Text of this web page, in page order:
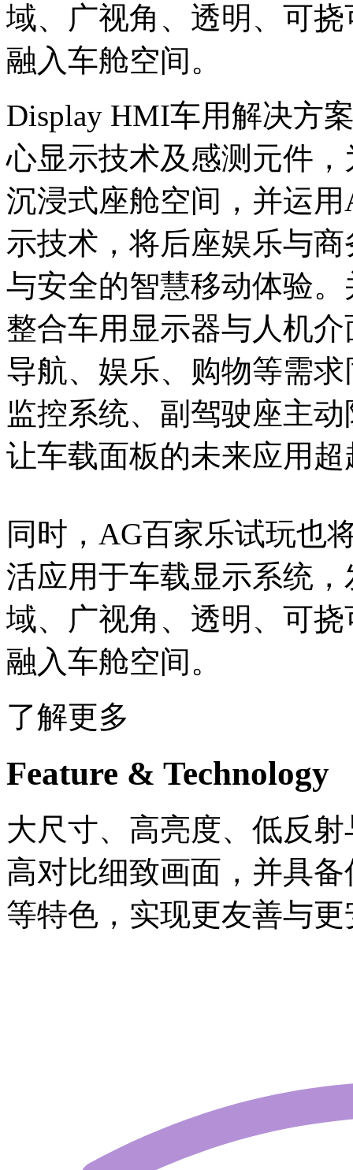
域、广视角、透明、可
融入车舱空间。
Display HMI车用解决方
心显示技术及感测元件
沉浸式座舱空间，并运
示技术，将后座娱乐与
与安全的智慧移动体验
整合车用显示器与人机
导航、娱乐、购物等需
监控系统、副驾驶座主
让车载面板的未来应用
同时，AG百家乐试玩也
活应用于车载显示系统
域、广视角、透明、可
融入车舱空间。
了解更多
Feature & Technology
大尺寸、高亮度、低反
高对比细致画面，并具
等特色，实现更友善与